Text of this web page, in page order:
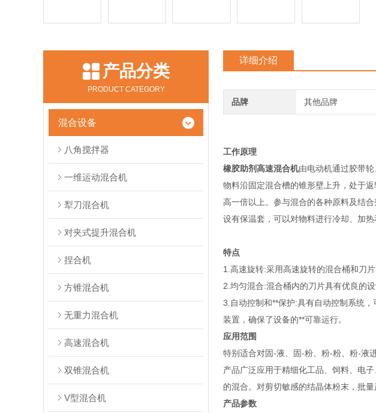
产品分类
PRODUCT CATEGORY
混合设备
八角搅拌器
一维运动混合机
犁刀混合机
对夹式提升混合机
捏合机
方锥混合机
无重力混合机
高速混合机
双锥混合机
V型混合机
详细介绍
品牌 其他品牌
工作原理
橡胶助剂高速混合机由电动机通过胶带
物料沿固定混合槽的锥形壁上升，处于
高一倍以上。参与混合的各种原料及结
设有保温套，可以对物料进行冷却、加热
特点
1.高速旋转:采用高速旋转的混合桶和刀
2.均匀混合:混合桶内的刀片具有优良的
3.自动控制和**保护:具有自动控制系统
装置，确保了设备的**可靠运行。
应用范围
特别适合对固-液、固-粉、粉-粉、粉-液
产品广泛应用于精细化工品、饲料、电
的混合。对剪切敏感的结晶体粉末，批量
产品参数